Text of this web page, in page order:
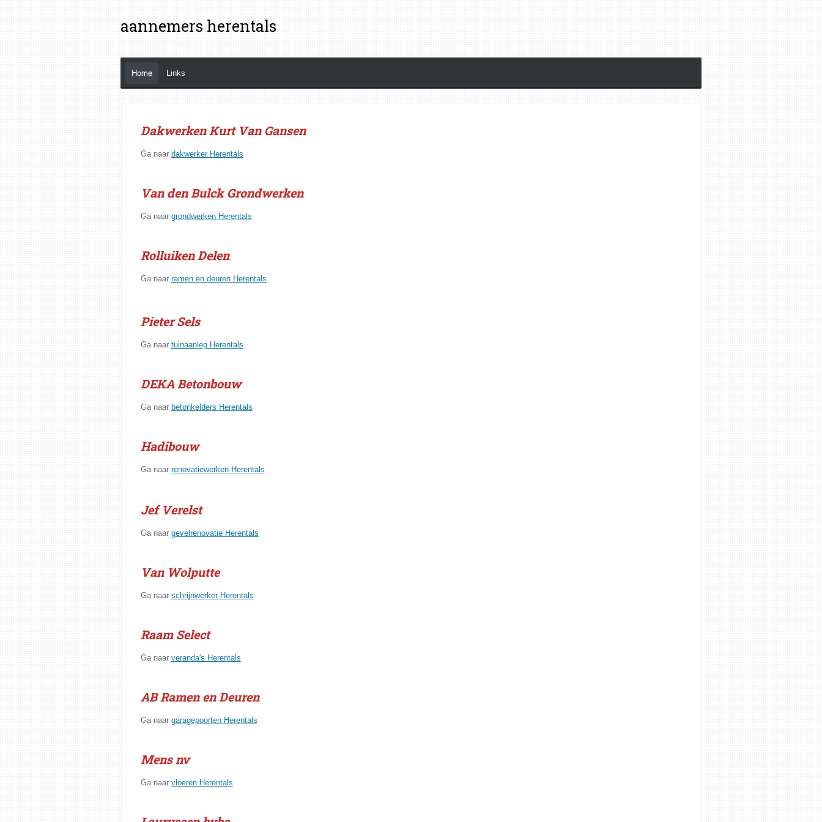
Ga
direct
naar
de
hoofdinhoud
aannemers herentals
Home Links
Dakwerken Kurt Van Gansen
Ga naar dakwerker Herentals
Van den Bulck Grondwerken
Ga naar grondwerken Herentals
Rolluiken Delen
Ga naar ramen en deuren Herentals
Pieter Sels
Ga naar tuinaanleg Herentals
DEKA Betonbouw
Ga naar betonkelders Herentals
Hadibouw
Ga naar renovatiewerken Herentals
Jef Verelst
Ga naar gevelrenovatie Herentals
Van Wolputte
Ga naar schrijnwerker Herentals
Raam Select
Ga naar veranda's Herentals
AB Ramen en Deuren
Ga naar garagepoorten Herentals
Mens nv
Ga naar vloeren Herentals